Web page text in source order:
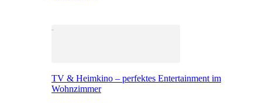
TV & Heimkino – perfektes Entertainment im
Wohnzimmer